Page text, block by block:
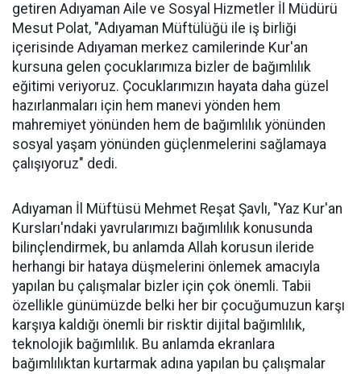
getiren Adıyaman Aile ve Sosyal Hizmetler İl Müdürü
Mesut Polat, "Adıyaman Müftülüğü ile iş birliği
içerisinde Adıyaman merkez camilerinde Kur'an
kursuna gelen çocuklarımıza bizler de bağımlılık
eğitimi veriyoruz. Çocuklarımızın hayata daha güzel
hazırlanmaları için hem manevi yönden hem
mahremiyet yönünden hem de bağımlılık yönünden
sosyal yaşam yönünden güçlenmelerini sağlamaya
çalışıyoruz" dedi.
Adıyaman İl Müftüsü Mehmet Reşat Şavlı, "Yaz Kur'an
Kursları'ndaki yavrularımızı bağımlılık konusunda
bilinçlendirmek, bu anlamda Allah korusun ileride
herhangi bir hataya düşmelerini önlemek amacıyla
yapılan bu çalışmalar bizler için çok önemli. Tabii
özellikle günümüzde belki her bir çocuğumuzun karşı
karşıya kaldığı önemli bir risktir dijital bağımlılık,
teknolojik bağımlılık. Bu anlamda ekranlara
bağımlılıktan kurtarmak adına yapılan bu çalışmalar